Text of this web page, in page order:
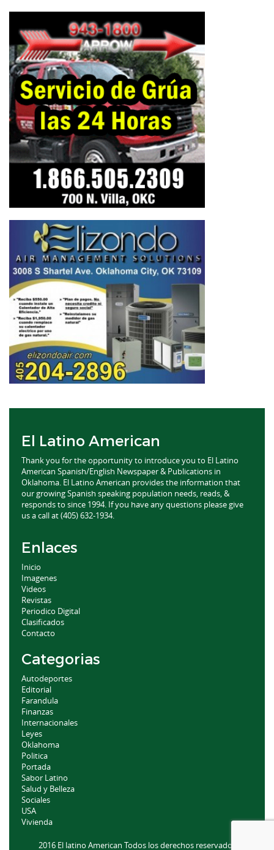
El Latino American
Thank you for the opportunity to introduce you to El Latino
American Spanish/English Newspaper & Publications in
Oklahoma. El Latino American provides the information that
our growing Spanish speaking population needs, reads, &
responds to since 1994. If you have any questions please give
us a call at (405) 632-1934.
Enlaces
Inicio
Imagenes
Videos
Revistas
Periodico Digital
Clasificados
Contacto
Categorias
Autodeportes
Editorial
Farandula
Finanzas
Internacionales
Leyes
Oklahoma
Politica
Portada
Sabor Latino
Salud y Belleza
Sociales
USA
Vivienda
2016 El latino American Todos los derechos reservados